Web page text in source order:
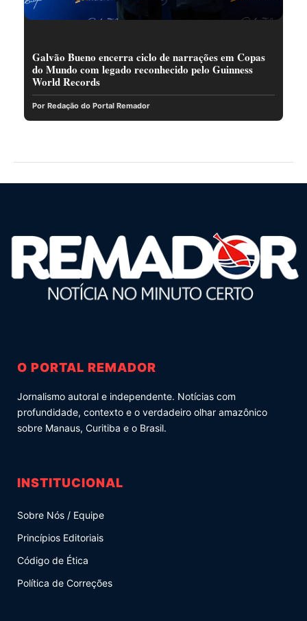
Galvão Bueno encerra ciclo de narrações em Copas
do Mundo com legado reconhecido pelo Guinness
World Records
Por Redação do Portal Remador
O PORTAL REMADOR
Jornalismo autoral e independente. Notícias com
profundidade, contexto e o verdadeiro olhar amazônico
sobre Manaus, Curitiba e o Brasil.
INSTITUCIONAL
Sobre Nós / Equipe
Princípios Editoriais
Código de Ética
Política de Correções